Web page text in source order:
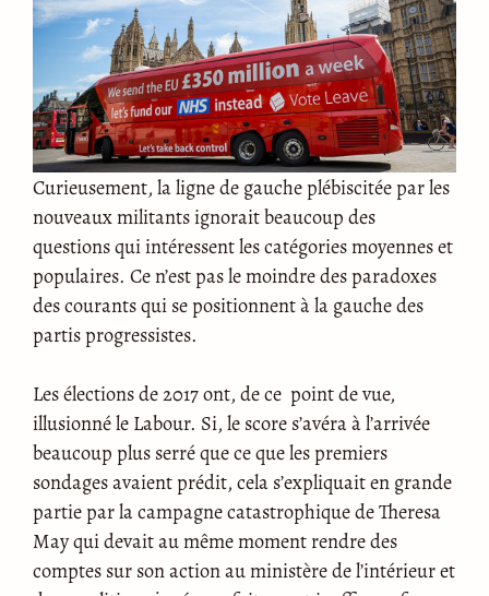
Curieusement, la ligne de gauche plébiscitée par les
nouveaux militants ignorait beaucoup des
questions qui intéressent les catégories moyennes et
populaires. Ce n’est pas le moindre des paradoxes
des courants qui se positionnent à la gauche des
partis progressistes.
Les élections de 2017 ont, de ce point de vue,
illusionné le Labour. Si, le score s’avéra à l’arrivée
beaucoup plus serré que ce que les premiers
sondages avaient prédit, cela s’expliquait en grande
partie par la campagne catastrophique de Theresa
May qui devait au même moment rendre des
comptes sur son action au ministère de l’intérieur et